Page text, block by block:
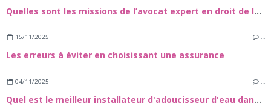
Quelles sont les missions de l’avocat expert en droit de la construction et dans le domaine des travaux de rénovation énergétique ?
15/11/2025 …
Les erreurs à éviter en choisissant une assurance
04/11/2025 …
Quel est le meilleur installateur d'adoucisseur d'eau dans le 72 ?